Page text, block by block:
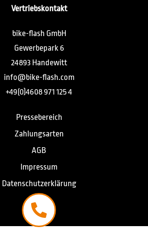
Vertriebskontakt
bike-flash GmbH
Gewerbepark 6
24893 Handewitt
info@bike-flash.com
+49(0)4608 971 125 4
Pressebereich
Zahlungsarten
AGB
Impressum
Datenschutzerklärung